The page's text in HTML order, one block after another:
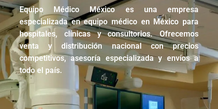
Equipo Médico México es una empresa
especializada en equipo médico en México para
hospitales, clínicas y consultorios. Ofrecemos
venta y distribución nacional con precios
competitivos, asesoría especializada y envíos a
todo el país.